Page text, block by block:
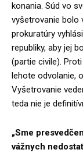
konania. Súd vo
vyšetrovanie bolo
prokuratúry
republiky, aby jej
(partie civile).
lehote odvolanie,
Vyšetrovanie
teda nie je
„Sme
vážnych